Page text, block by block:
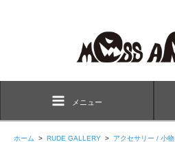
メニュー
ホーム > RUDE GALLERY > アクセサリー / 小物